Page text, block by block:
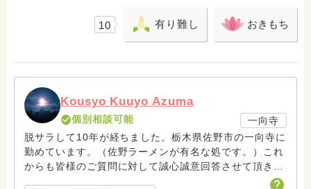
10 有り難し おきもち
Kousyo Kuuyo Azuma
個別相談可能
一向寺
脱サラして10年が経ちました。栃木県佐野市の一向寺に
勤めています。（佐野ラーメンが有名な処です。）これ
からも皆様のご質問に対して誠心誠意回答させて頂きた
いと存じます。まだまだ修行中の身ですので至らぬ点あ